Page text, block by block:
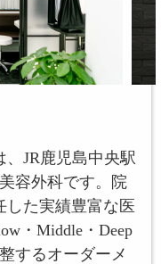
JR鹿児島中央駅
容外科です。院
した実績豊富な医
・Middle・Deep
するオーダーメ